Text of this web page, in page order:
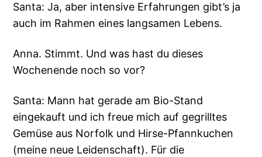
Santa: Ja, aber intensive Erfahrungen gibt’s ja
auch im Rahmen eines langsamen Lebens.
Anna. Stimmt. Und was hast du dieses
Wochenende noch so vor?
Santa: Mann hat gerade am Bio-Stand
eingekauft und ich freue mich auf gegrilltes
Gemüse aus Norfolk und Hirse-Pfannkuchen
(meine neue Leidenschaft). Für die